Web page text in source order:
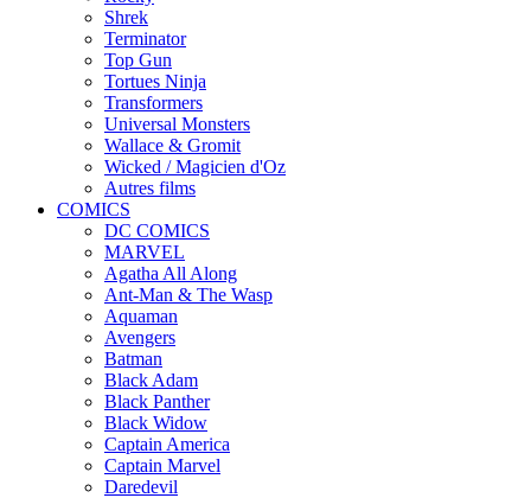
Shrek
Terminator
Top Gun
Tortues Ninja
Transformers
Universal Monsters
Wallace & Gromit
Wicked / Magicien d'Oz
Autres films
COMICS
DC COMICS
MARVEL
Agatha All Along
Ant-Man & The Wasp
Aquaman
Avengers
Batman
Black Adam
Black Panther
Black Widow
Captain America
Captain Marvel
Daredevil